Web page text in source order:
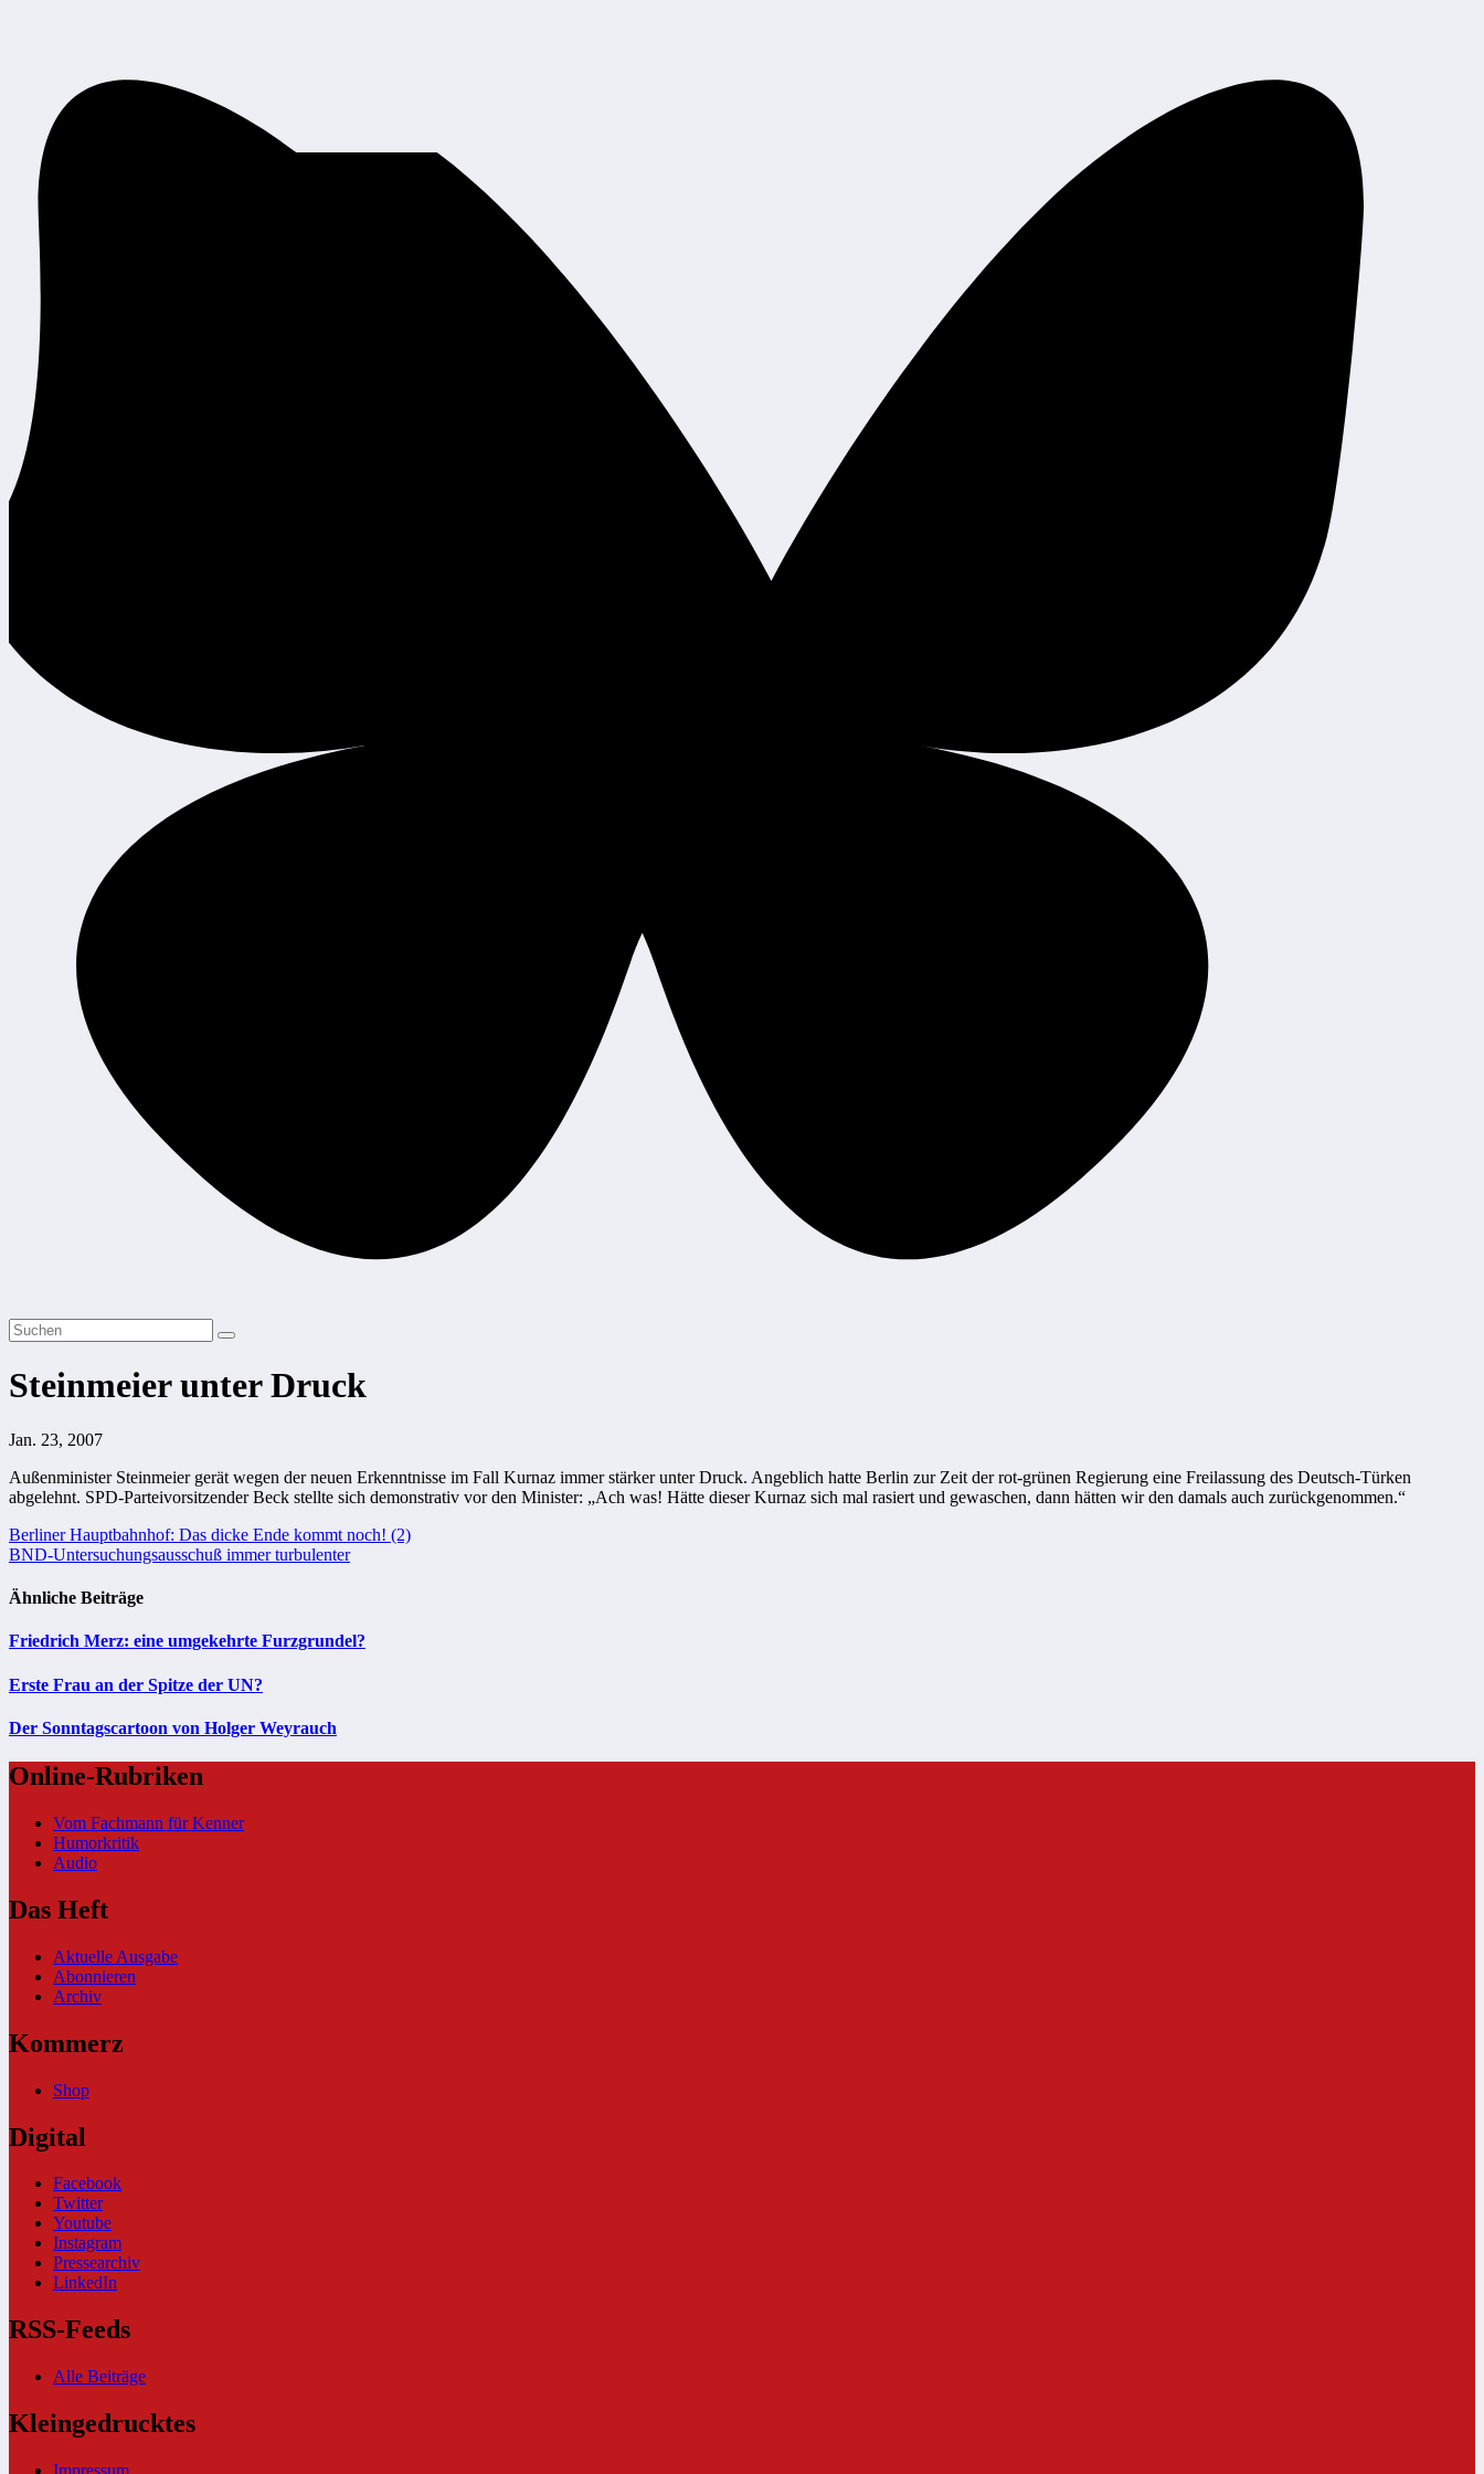
Steinmeier unter Druck
Jan. 23, 2007
Außenminister Steinmeier gerät wegen der neuen Erkenntnisse im Fall Kurnaz immer stärker unter Druck. Angeblich hatte Berlin zur Zeit der rot-grünen Regierung eine Freilassung des Deutsch-Türken
abgelehnt. SPD-Parteivorsitzender Beck stellte sich demonstrativ vor den Minister: „Ach was! Hätte dieser Kurnaz sich mal rasiert und gewaschen, dann hätten wir den damals auch zurückgenommen.“
Beitragsnavigation
Berliner Hauptbahnhof: Das dicke Ende kommt noch! (2)
BND-Untersuchungsausschuß immer turbulenter
Ähnliche Beiträge
Friedrich Merz: eine umgekehrte Furzgrundel?
Erste Frau an der Spitze der UN?
Der Sonntagscartoon von Holger Weyrauch
Online-Rubriken
Vom Fachmann für Kenner
Humorkritik
Audio
Das Heft
Aktuelle Ausgabe
Abonnieren
Archiv
Kommerz
Shop
Digital
Facebook
Twitter
Youtube
Instagram
Pressearchiv
LinkedIn
RSS-Feeds
Alle Beiträge
Kleingedrucktes
Impressum